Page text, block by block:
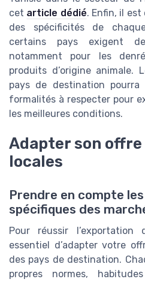
cet article dédié. Enfin, il
des spécificités de
certains pays exigent
notamment pour les
produits d’origine animale.
pays de destination
formalités à respecter pour
les meilleures conditions.
Adapter son
locales
Prendre en compte
spécifiques des
Pour réussir
essentiel d’adapter votre
des pays de destination.
propres normes,